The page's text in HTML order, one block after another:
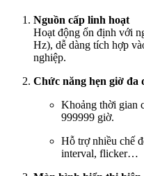
Nguồn cấp linh hoạt
Hoạt động ổn định với
Hz), dễ dàng tích hợp
nghiệp.
Chức năng hẹn giờ đa
Khoảng thời gian
999999 giờ.
Hỗ trợ nhiều chế
interval, flicker…